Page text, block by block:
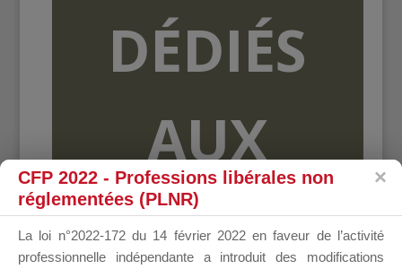
DÉDIÉS
AUX
CFP 2022 - Professions libérales non
réglementées (PLNR)
La loi n°2022-172 du 14 février 2022 en faveur de l’activité
professionnelle indépendante a introduit des modifications